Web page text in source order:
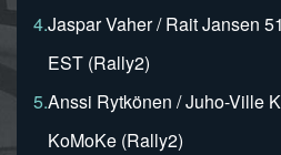
4.Jaspar Vaher / Rait Jansen
EST (Rally2)
5.Anssi Rytkönen / Juho-Ville
KoMoKe (Rally2)